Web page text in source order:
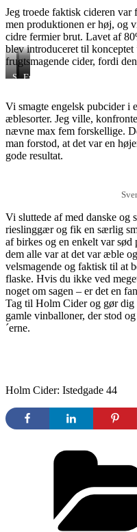
Jeg troede faktisk cideren
men produktionen er høj, og
cidre fermier brut. Lavet af
blev introduceret til konceptet
frugtsmagende cider, fordi
SvenskUdsigten
Engelsk
Vi smagte engelsk pubcider i
æblesorter. Jeg ville,
nævne max fem forskellige.
man forstod, at det var en
gode resultat.
Vi sluttede af med danske og
rieslinggær og fik en særlig
af birkes og en enkelt var
dem alle var at det var æble
velsmagende og faktisk til at
flaske. Hvis du ikke ved
noget om sagen – er det en
Tag til Holm Cider og gør
gamle vinballoner, der stod
´erne.
Holm Cider: Istedgade 44